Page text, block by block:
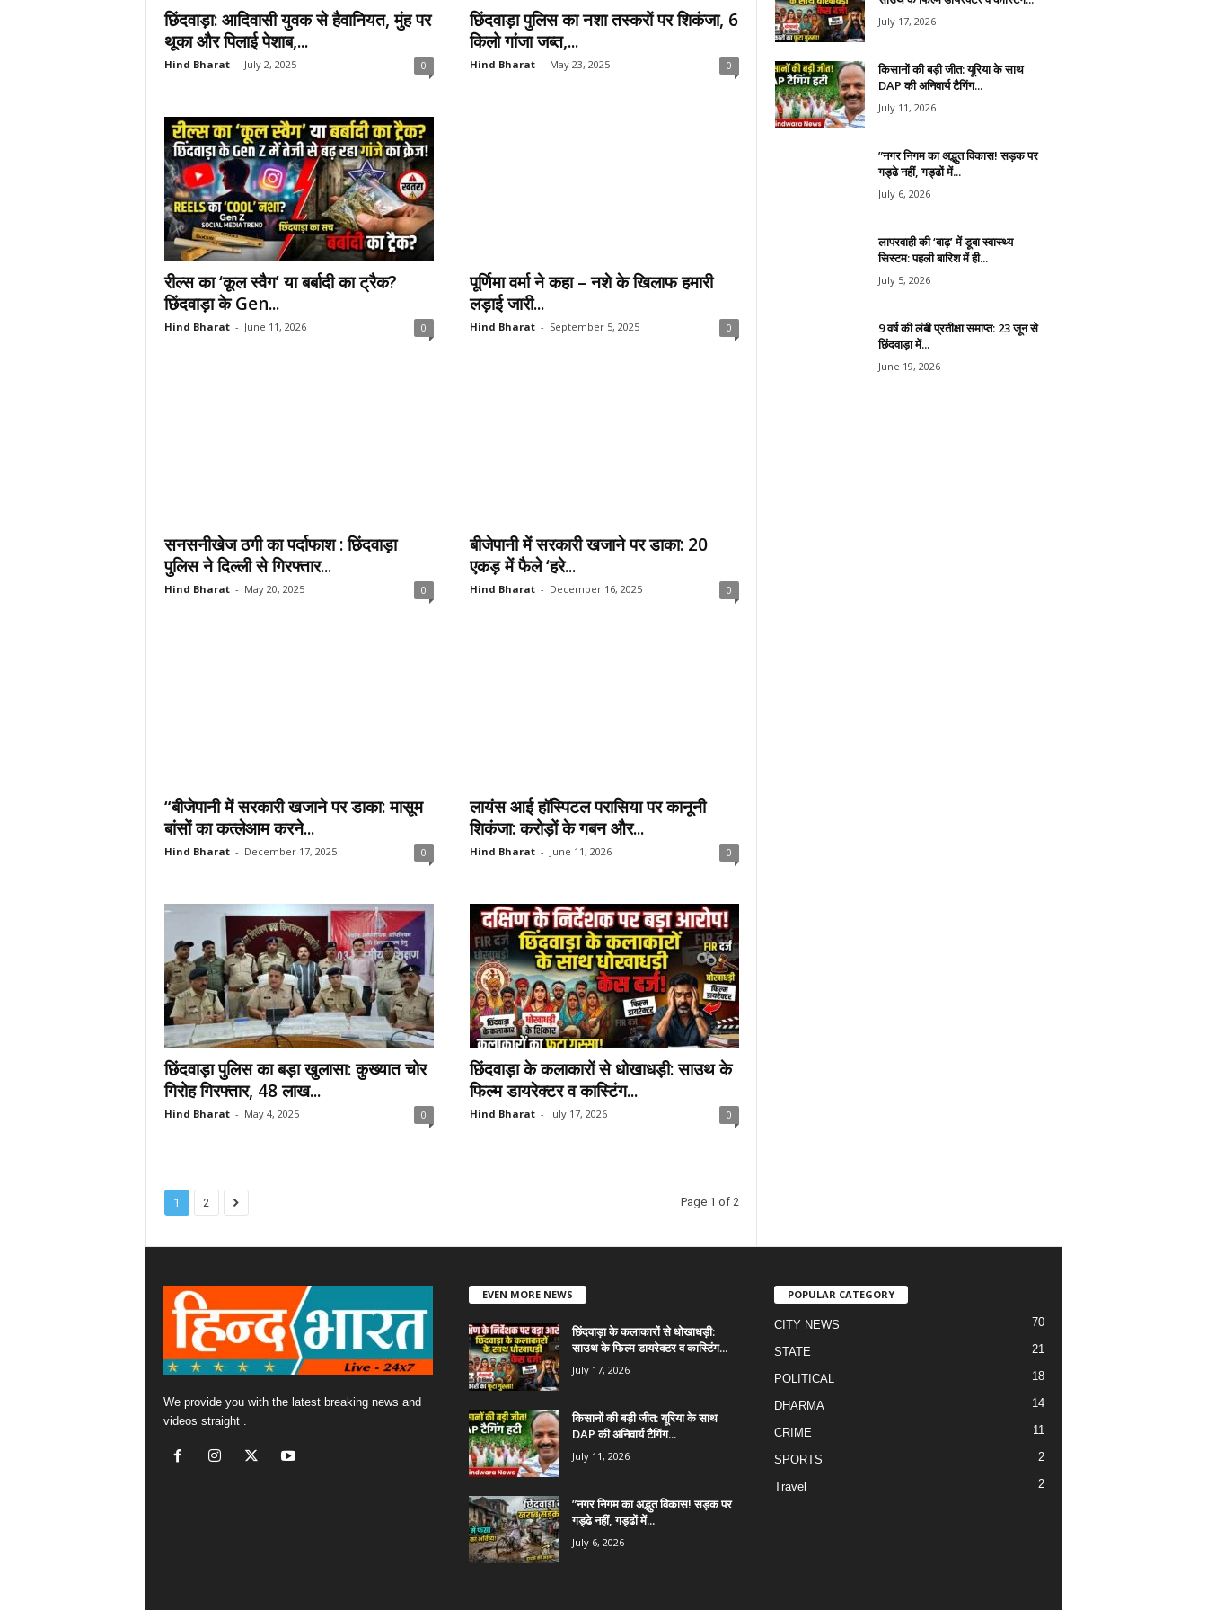
छिंदवाड़ा: आदिवासी युवक से हैवानियत, मुंह पर
थूका और पिलाई पेशाब,...
Hind Bharat - July 2, 2025 0
छिंदवाड़ा पुलिस का नशा तस्करों पर शिकंजा, 6
किलो गांजा जब्त,...
Hind Bharat - May 23, 2025 0
रील्स का ‘कूल स्वैग’ या बर्बादी का ट्रैक?
छिंदवाड़ा के Gen...
Hind Bharat - June 11, 2026 0
पूर्णिमा वर्मा ने कहा – नशे के खिलाफ हमारी
लड़ाई जारी...
Hind Bharat - September 5, 2025 0
सनसनीखेज ठगी का पर्दाफाश : छिंदवाड़ा
पुलिस ने दिल्ली से गिरफ्तार...
Hind Bharat - May 20, 2025 0
बीजेपानी में सरकारी खजाने पर डाका: 20
एकड़ में फैले ‘हरे...
Hind Bharat - December 16, 2025 0
“बीजेपानी में सरकारी खजाने पर डाका: मासूम
बांसों का कत्लेआम करने...
Hind Bharat - December 17, 2025 0
लायंस आई हॉस्पिटल परासिया पर कानूनी
शिकंजा: करोड़ों के गबन और...
Hind Bharat - June 11, 2026 0
छिंदवाड़ा पुलिस का बड़ा खुलासा: कुख्यात चोर
गिरोह गिरफ्तार, 48 लाख...
Hind Bharat - May 4, 2025 0
छिंदवाड़ा के कलाकारों से धोखाधड़ी: साउथ के
फिल्म डायरेक्टर व कास्टिंग...
Hind Bharat - July 17, 2026 0
1 2 Page 1 of 2
July 17, 2026
किसानों की बड़ी जीत: यूरिया के साथ
DAP की अनिवार्य टैगिंग...
July 11, 2026
​”नगर निगम का अद्भुत विकास! सड़क पर
गड्ढे नहीं, गड्ढों में...
July 6, 2026
लापरवाही की ‘बाढ़’ में डूबा स्वास्थ्य
सिस्टम: पहली बारिश में ही...
July 5, 2026
9 वर्ष की लंबी प्रतीक्षा समाप्त: 23 जून से
छिंदवाड़ा में...
June 19, 2026
We provide you with the latest breaking news and
videos straight .
EVEN MORE NEWS
छिंदवाड़ा के कलाकारों से धोखाधड़ी:
साउथ के फिल्म डायरेक्टर व कास्टिंग...
July 17, 2026
किसानों की बड़ी जीत: यूरिया के साथ
DAP की अनिवार्य टैगिंग...
July 11, 2026
​”नगर निगम का अद्भुत विकास! सड़क पर
गड्ढे नहीं, गड्ढों में...
July 6, 2026
POPULAR CATEGORY
CITY NEWS 70
STATE 21
POLITICAL 18
DHARMA 14
CRIME 11
SPORTS 2
Travel 2